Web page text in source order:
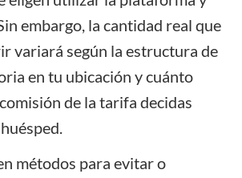
embargo, la cantidad real que
variará según la estructura de
en tu ubicación y cuánto
de la tarifa decidas
métodos para evitar o